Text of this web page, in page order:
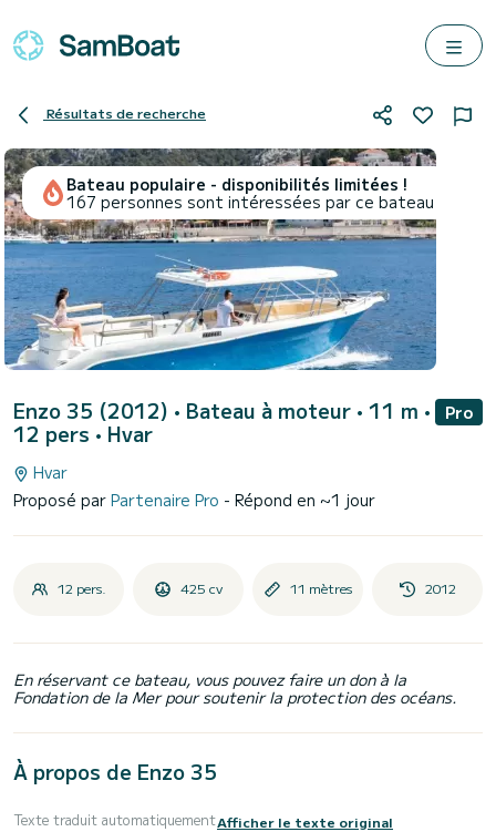
Résultats de recherche
Bateau populaire - disponibilités limitées !
167 personnes sont intéressées par ce bateau
Enzo 35 (2012) • Bateau à moteur • 11 m •
12 pers • Hvar
Pro
Hvar
Proposé par Partenaire Pro - Répond en ~1 jour
12 pers. 425 cv 11 mètres 2012
En réservant ce bateau, vous pouvez faire un don à la
Fondation de la Mer pour soutenir la protection des océans.
À propos de Enzo 35
Texte traduit automatiquementAfficher le texte original